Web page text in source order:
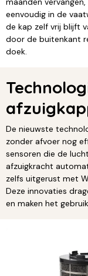
eenvoudig in de
de kap zelf vrij blijft
door de buitenkant
doek.
De nieuwste
zonder afvoer nog
sensoren die de
afzuigkracht
zelfs uitgerust met
Deze innovaties
en maken het